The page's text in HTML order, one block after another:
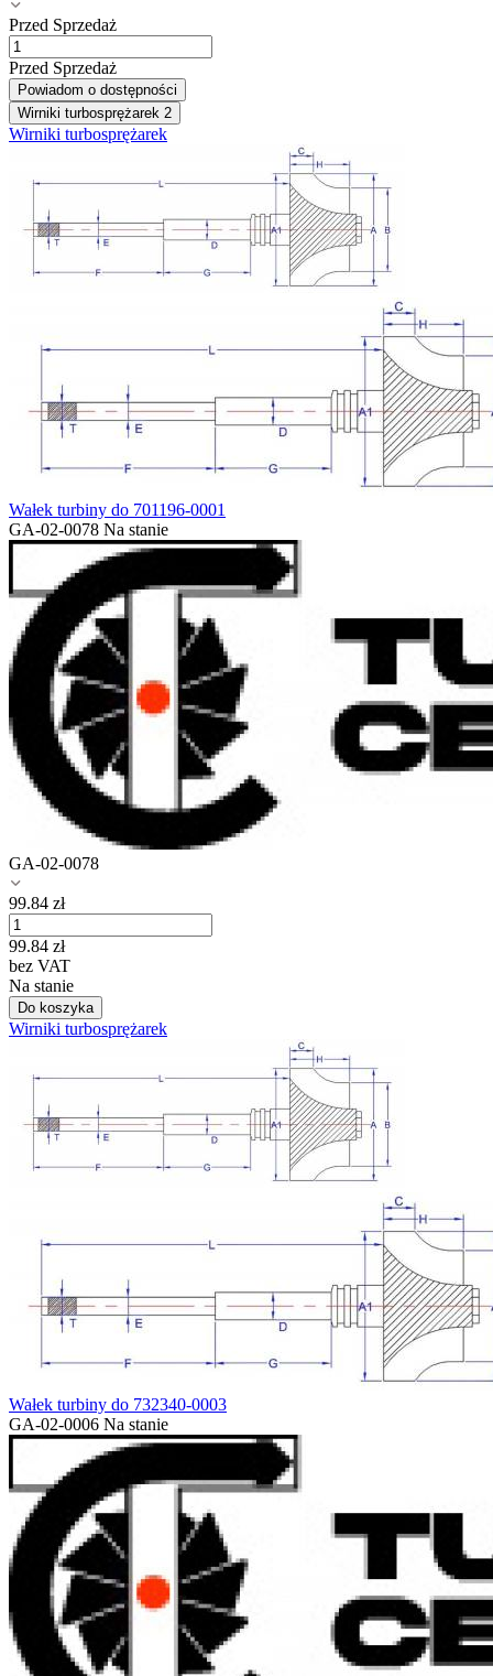
Przed Sprzedaż
Przed Sprzedaż
Powiadom o dostępności
Wirniki turbosprężarek 2
Wirniki turbosprężarek
Wałek turbiny do 701196-0001
GA-02-0078 Na stanie
GA-02-0078
99.84 zł
99.84 zł
bez VAT
Na stanie
Do koszyka
Wirniki turbosprężarek
Wałek turbiny do 732340-0003
GA-02-0006 Na stanie